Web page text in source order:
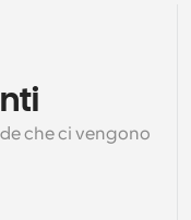
che ci vengono